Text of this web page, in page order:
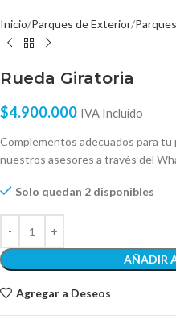
Inicio Parques de Exterior
Rueda Giratoria
$4.900.000 IVA Incluido
Complementos adecuados para tu
nuestros asesores a través del
Solo quedan 2 disponibles
AÑADIR
Agregar a Deseos